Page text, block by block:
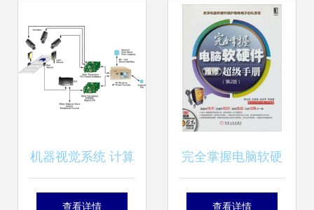
机器视觉系统 计算
机软硬件的深度解
查看详情
完全掌握电脑软硬
件维修超级手册 从
查看详情